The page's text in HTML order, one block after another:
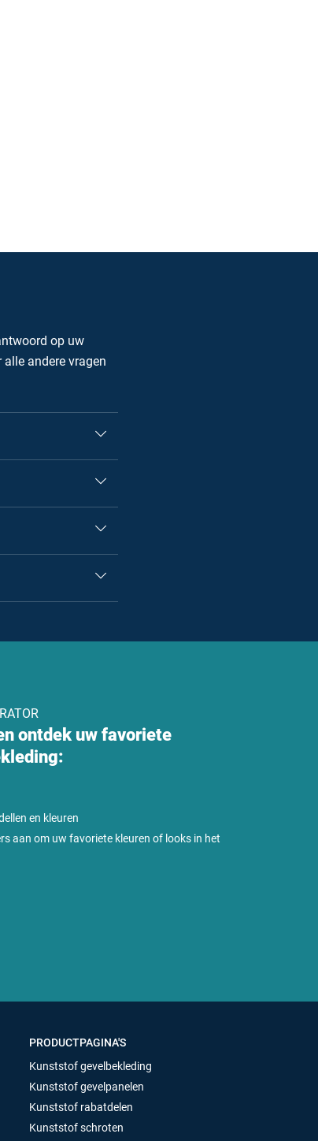
op uw
andere vragen
ontdek uw favoriete
en kleuren
aan om uw favoriete kleuren of looks in het
PRODUCTPAGINA'S
Kunststof gevelbekleding
Kunststof gevelpanelen
Kunststof rabatdelen
Kunststof schroten